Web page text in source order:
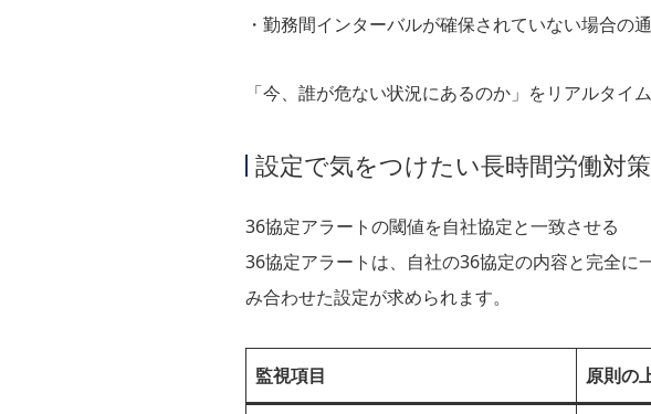
勤務間インターバルが確保されていない場合の
「今、誰が危ない状況にあるのか」をリアルタイ
設定で気をつけたい長時間労働対
36協定アラートの閾値を自社協定と一致させる
36協定アラートは、自社の36協定の内容と完全
み合わせた設定が求められます。
監視項目 原則の